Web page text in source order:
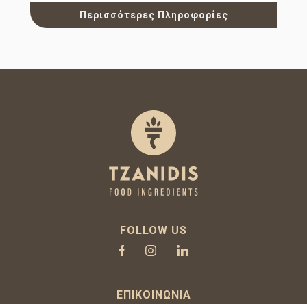
Περισσότερες Πληροφορίες
FOLLOW US
ΕΠΙΚΟΙΝΩΝΊΑ